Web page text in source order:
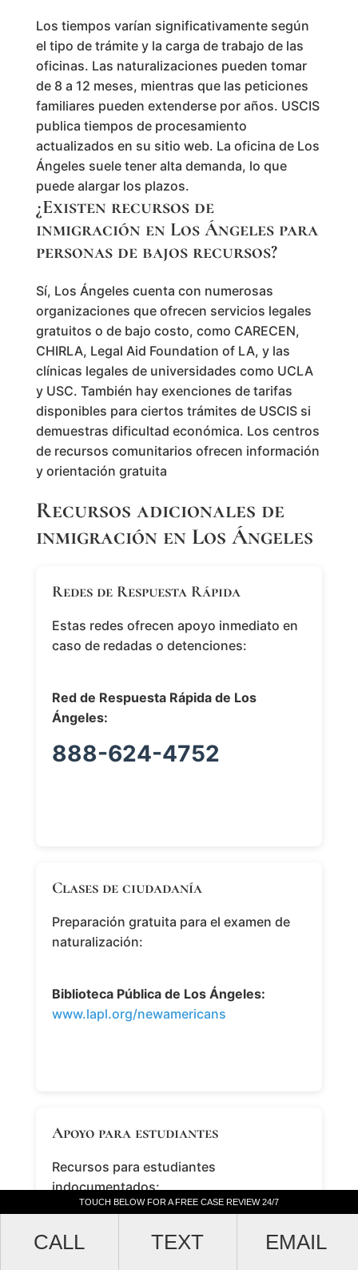
TOUCH BELOW FOR A FREE CASE REVIEW 24/7
CALL TEXT EMAIL
Los tiempos varían significativamente según
el tipo de trámite y la carga de trabajo de las
oficinas. Las naturalizaciones pueden tomar
de 8 a 12 meses, mientras que las peticiones
familiares pueden extenderse por años. USCIS
publica tiempos de procesamiento
actualizados en su sitio web. La oficina de Los
Ángeles suele tener alta demanda, lo que
puede alargar los plazos.
¿Existen recursos de
inmigración en Los Ángeles para
personas de bajos recursos?
Sí, Los Ángeles cuenta con numerosas
organizaciones que ofrecen servicios legales
gratuitos o de bajo costo, como CARECEN,
CHIRLA, Legal Aid Foundation of LA, y las
clínicas legales de universidades como UCLA
y USC. También hay exenciones de tarifas
disponibles para ciertos trámites de USCIS si
demuestras dificultad económica. Los centros
de recursos comunitarios ofrecen información
y orientación gratuita
Recursos adicionales de
inmigración en Los Ángeles
Redes de Respuesta Rápida
Estas redes ofrecen apoyo inmediato en
caso de redadas o detenciones:
Red de Respuesta Rápida de Los
Ángeles:
888-624-4752
Clases de ciudadanía
Preparación gratuita para el examen de
naturalización:
Biblioteca Pública de Los Ángeles:
www.lapl.org/newamericans
Apoyo para estudiantes
Recursos para estudiantes
indocumentados:
Centro de Recursos Dream:
TOUCH BELOW FOR A FREE CASE REVIEW 24/7
CALL TEXT EMAIL